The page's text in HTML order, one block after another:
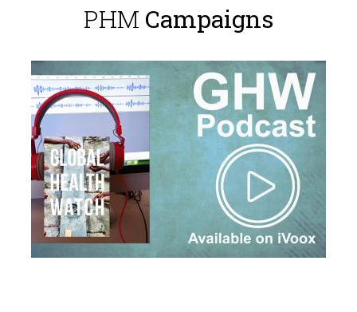
PHMCampaigns